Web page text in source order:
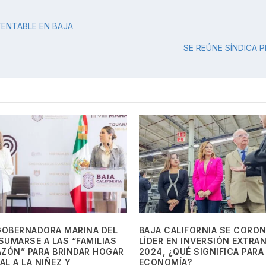
EN BAJA
SE REÚNE SÍNDICA
MARINA DEL
A LAS “FAMILIAS
PARA BRINDAR HOGAR
A LA NIÑEZ Y
BAJA CALIFORNIA SE
LÍDER EN INVERSIÓN
2024, ¿QUÉ SIGNIFICA PARA
ECONOMÍA?